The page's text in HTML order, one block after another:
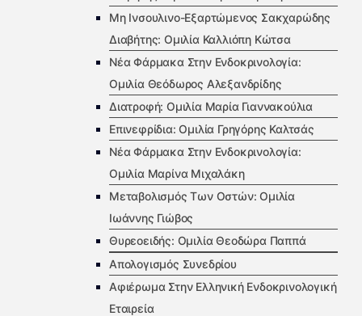
Μη Ινσουλινο-Εξαρτώμενος Σακχαρώδης
Διαβήτης: Ομιλία Καλλιόπη Κώτσα
Νέα Φάρμακα Στην Ενδοκρινολογία:
Ομιλία Θεόδωρος Αλεξανδρίδης
Διατροφή: Ομιλία Μαρία Γιαννακούλια
Επινεφρίδια: Ομιλία Γρηγόρης Καλτσάς
Νέα Φάρμακα Στην Ενδοκρινολογία:
Ομιλία Μαρίνα Μιχαλάκη
Μεταβολισμός Των Οστών: Ομιλία
Ιωάννης Γιώβος
Θυρεοειδής: Ομιλία Θεοδώρα Παππά
Απολογισμός Συνεδρίου
Αφιέρωμα Στην Ελληνική Ενδοκρινολογική
Εταιρεία